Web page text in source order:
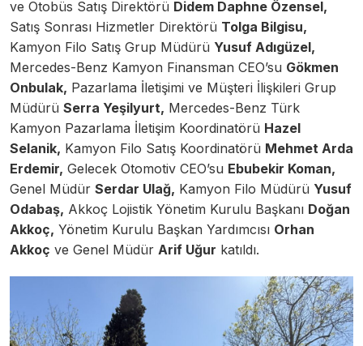
ve Otobüs Satış Direktörü Didem Daphne Özensel,
Satış Sonrası Hizmetler Direktörü Tolga Bilgisu,
Kamyon Filo Satış Grup Müdürü Yusuf Adıgüzel,
Mercedes-Benz Kamyon Finansman CEO’su Gökmen
Onbulak, Pazarlama İletişimi ve Müşteri İlişkileri Grup
Müdürü Serra Yeşilyurt, Mercedes-Benz Türk
Kamyon Pazarlama İletişim Koordinatörü Hazel
Selanik, Kamyon Filo Satış Koordinatörü Mehmet Arda
Erdemir, Gelecek Otomotiv CEO’su Ebubekir Koman,
Genel Müdür Serdar Ulağ, Kamyon Filo Müdürü Yusuf
Odabaş, Akkoç Lojistik Yönetim Kurulu Başkanı Doğan
Akkoç, Yönetim Kurulu Başkan Yardımcısı Orhan
Akkoç ve Genel Müdür Arif Uğur katıldı.